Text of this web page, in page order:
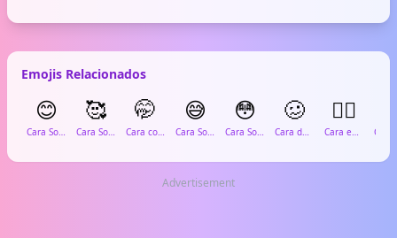
Emojis Relacionados
😊
Cara Sonriente
🥰
Cara Sonriente con Corazones
🤭
Cara con Mano en Boca
😅
Cara Sonriente con Sudor
😳
Cara Sonrojada
🥴
Cara de Mareo
😶‍🌫️
Cara en las Nubes
Advertisement